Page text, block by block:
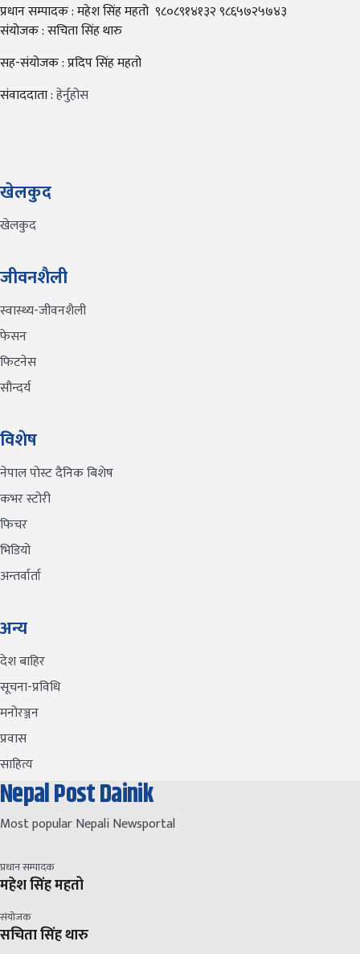
प्रधान सम्पादक : महेश सिंह महतो ९८०८९१४१३२ ९८६५७२५७४३
संयोजक : सचिता सिंह थारु
सह-संयोजक : प्रदिप सिंह महतो
संवाददाता :हेर्नुहोस
खेलकुद
खेलकुद
जीवनशैली
स्वास्थ्य-जीवनशैली
फेसन
फिटनेस
सौन्दर्य
विशेष
नेपाल पोस्ट दैनिक बिशेष
कभर स्टोरी
फिचर
भिडियो
अन्तर्वार्ता
अन्य
देश बाहिर
सूचना-प्रविधि
मनोरञ्जन
प्रवास
साहित्य
Nepal Post Dainik
Most popular Nepali Newsportal
प्रधान सम्पादक
महेश सिंह महतो
संयोजक
सचिता सिंह थारु